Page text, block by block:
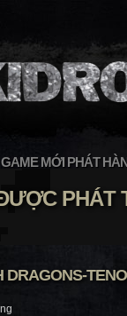
GAME MỚI PHÁT
PHÁT
DRAGONS-